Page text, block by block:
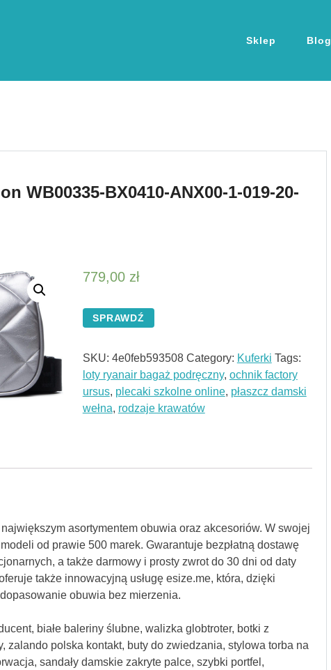
Sklep Blog
WB00335-BX0410-ANX00-1-019-20-
779,00 zł
SPRAWDŹ
SKU: 4e0feb593508 Category: Kuferki Tags:
loty ryanair bagaż podręczny, ochnik factory
ursus, plecaki szkolne online, płaszcz damski
wełna, rodzaje krawatów
asortymentem obuwia oraz akcesoriów. W swojej
od prawie 500 marek. Gwarantuje bezpłatną dostawę
a także darmowy i prosty zwrot do 30 dni od daty
także innowacyjną usługę esize.me, która, dzięki
obuwia bez mierzenia.
białe baleriny ślubne, walizka globtroter, botki z
zalando polska kontakt, buty do zwiedzania, stylowa torba na
sandały damskie zakryte palce, szybki portfel,